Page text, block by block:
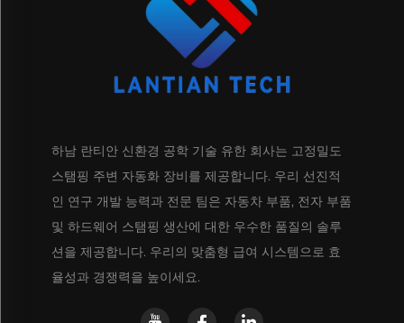
하남 란티안 신환경 공학 기술 유한 회사는 고정밀도
스탬핑 주변 자동화 장비를 제공합니다. 우리 선진적
인 연구 개발 능력과 전문 팀은 자동차 부품, 전자 부품
및 하드웨어 스탬핑 생산에 대한 우수한 품질의 솔루
션을 제공합니다. 우리의 맞춤형 급여 시스템으로 효
율성과 경쟁력을 높이세요.